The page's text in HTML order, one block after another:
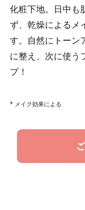
化粧下地。日中も
ず、乾燥によるメ
す。自然にトーン
に整え、次に使う
プ！
* メイク効果による